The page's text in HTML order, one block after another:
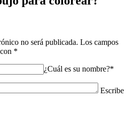
no será publicada. Los campos
*
¿Cuál es su nombre?*
Escribe